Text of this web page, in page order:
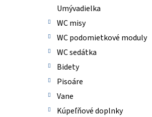
Umývadielka
WC misy
WC podomietkové moduly
WC sedátka
Bidety
Pisoáre
Vane
Kúpeľňové doplnky